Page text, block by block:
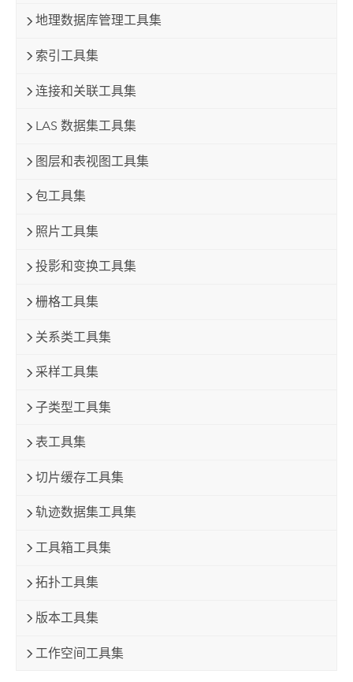
地理数据库管理工具集
索引工具集
连接和关联工具集
LAS 数据集工具集
图层和表视图工具集
包工具集
照片工具集
投影和变换工具集
栅格工具集
关系类工具集
采样工具集
子类型工具集
表工具集
切片缓存工具集
轨迹数据集工具集
工具箱工具集
拓扑工具集
版本工具集
工作空间工具集